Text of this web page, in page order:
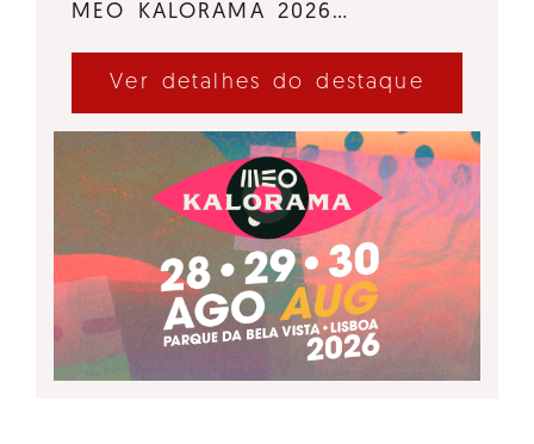
MEO KALORAMA 2026…
Ver detalhes do destaque